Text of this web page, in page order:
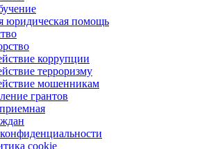
юридическая помощь
коррупции
терроризму
мошенникам
грантов
cookie